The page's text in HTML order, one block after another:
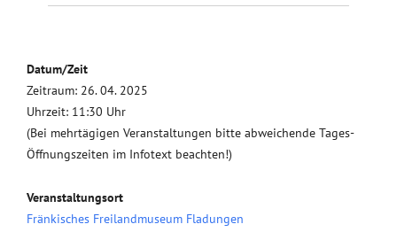
Datum/Zeit
Zeitraum: 26. 04. 2025
Uhrzeit: 11:30 Uhr
(Bei mehrtägigen Veranstaltungen bitte abweichende Tages-
Öffnungszeiten im Infotext beachten!)
Veranstaltungsort
Fränkisches Freilandmuseum Fladungen